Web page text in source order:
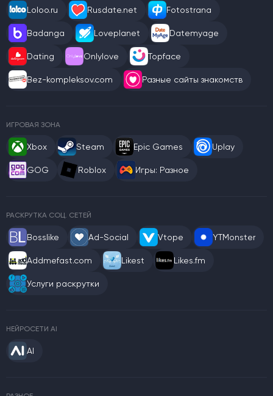
Loloo.ru Rusdate.net Fotostrana
Badanga Loveplanet Datemyage
Dating Onlylove Topface
Bez-kompleksov.com Разные сайты знакомств
ИГРОВАЯ ЗОНА
Xbox Steam Epic Games Uplay
GOG Roblox Игры: Разное
РАСКРУТКА СОЦ. СЕТЕЙ
Bosslike Ad-Social Vtope YTMonster
Addmefast.com Likest Likes.fm
Услуги раскрутки
НЕЙРОСЕТИ AI
AI